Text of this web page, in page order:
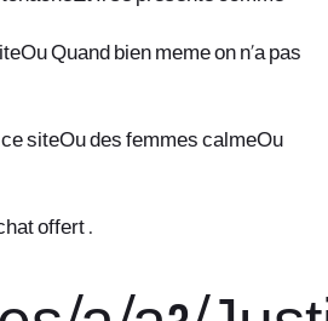
Quand bien meme on n’a pas
siteOu des femmes calmeOu
offert .